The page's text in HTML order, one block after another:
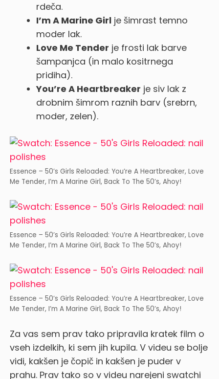
rdeča.
I’m A Marine Girl je šimrast temno
moder lak.
Love Me Tender je frosti lak barve
šampanjca (in malo kositrnega
pridiha).
You’re A Heartbreaker je siv lak z
drobnim šimrom raznih barv (srebrn,
moder, zelen).
Essence – 50’s Girls Reloaded: You’re A Heartbreaker, Love
Me Tender, I’m A Marine Girl, Back To The 50’s, Ahoy!
Essence – 50’s Girls Reloaded: You’re A Heartbreaker, Love
Me Tender, I’m A Marine Girl, Back To The 50’s, Ahoy!
Essence – 50’s Girls Reloaded: You’re A Heartbreaker, Love
Me Tender, I’m A Marine Girl, Back To The 50’s, Ahoy!
Za vas sem prav tako pripravila kratek film o
vseh izdelkih, ki sem jih kupila. V videu se bolje
vidi, kakšen je čopič in kakšen je puder v
prahu. Prav tako so v videu narejeni swatchi